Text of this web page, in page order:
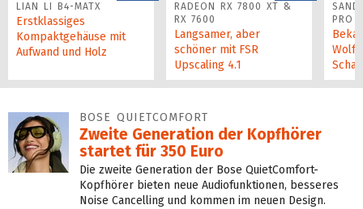
LIAN LI B4-MATX
Erstklassiges
Kompaktgehäuse mit
Aufwand und Holz
RADEON RX 7800 XT &
RX 7600
Langsamer, aber
schöner mit FSR
Upscaling 4.1
PRO
Wolf
BOSE QUIETCOMFORT
Zweite Generation der Kopfhörer
startet für 350 Euro
Die zweite Generation der Bose QuietComfort-
Kopfhörer bieten neue Audiofunktionen, besseres
Noise Cancelling und kommen im neuen Design.